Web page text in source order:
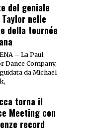
del geniale
Taylor nelle
della tournée
– La Paul
Dance Company,
da Michael
torna il
Meeting con
record